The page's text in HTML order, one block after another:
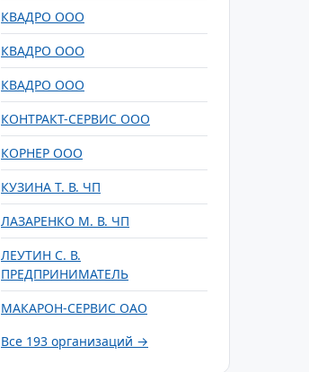
КВАДРО ООО
КВАДРО ООО
КВАДРО ООО
КОНТРАКТ-СЕРВИС ООО
КОРНЕР ООО
КУЗИНА Т. В. ЧП
ЛАЗАРЕНКО М. В. ЧП
ЛЕУТИН С. В.
ПРЕДПРИНИМАТЕЛЬ
МАКАРОН-СЕРВИС ОАО
Все 193 организаций →